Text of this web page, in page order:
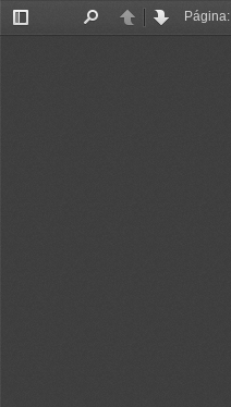
Alternar
BuscarAnteriorSiguiente
Página: